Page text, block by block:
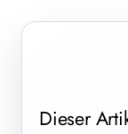
Dieser